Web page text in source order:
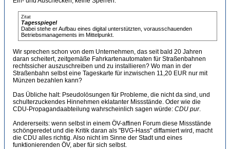
Zitat
Tagesspiegel
Dabei stehe er Aufbau eines digital unterstützten, vorausschauenden
Betriebsmanagements im Mittelpunkt.
Wir sprechen schon von dem Unternehmen, das seit bald 20 Jahren
daran scheitert, zeitgemäße Fahrkartenautomaten für Straßenbahnen
rechtssicher auszuschreiben und zu installieren? Wo man in der
Straßenbahn selbst eine Tageskarte für inzwischen 11,20 EUR nur mit
Münzen bezahlen kann?
Das Übliche halt: Pseudolösungen für Probleme, die nicht da sind, und
schulterzuckendes Hinnehmen eklatanter Missstände. Oder wie die
CDU-Propagandaabteilung wahrscheinlich sagen würde: CDU pur.
Andererseits: wenn selbst in einem ÖV-affinen Forum diese Missstände
schöngeredet und die Kritik daran als "BVG-Hass" diffamiert wird, macht
die CDU alles richtig. Also nicht im Sinne der Stadt und eines
funktionierenden ÖV, aber für sich selbst.